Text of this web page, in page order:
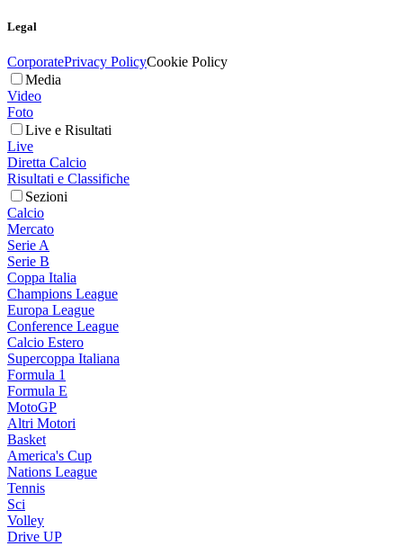
Legal
CorporatePrivacy PolicyCookie Policy
Media
Video
Foto
Live e Risultati
Live
Diretta Calcio
Risultati e Classifiche
Sezioni
Calcio
Mercato
Serie A
Serie B
Coppa Italia
Champions League
Europa League
Conference League
Calcio Estero
Supercoppa Italiana
Formula 1
Formula E
MotoGP
Altri Motori
Basket
America's Cup
Nations League
Tennis
Sci
Volley
Drive UP